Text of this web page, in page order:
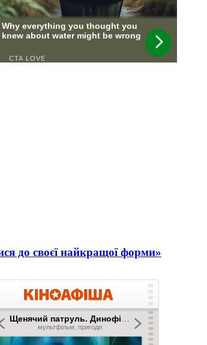
до своєї найкращої форми»